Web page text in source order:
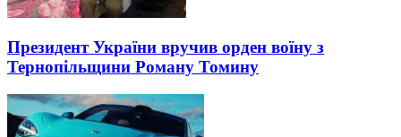
Президент України вручив орден воїну з
Тернопільщини Роману Томину